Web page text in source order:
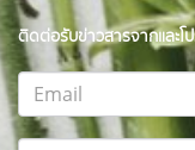
ติดต่อรับข่าวสารจากและโ